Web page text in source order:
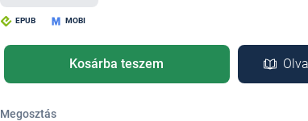
EPUB MOBI
Kosárba teszem
Megosztás